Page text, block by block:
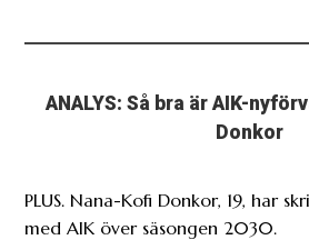
ANALYS: Så bra är AIK-
Donkor
PLUS. Nana-Kofi Donkor, 19, har
med AIK över säsongen 2030.